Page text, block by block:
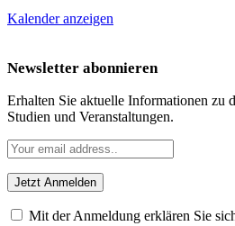
Kalender anzeigen
Newsletter abonnieren
Erhalten Sie aktuelle Informationen zu
Studien und Veranstaltungen.
Mit der Anmeldung erklären Sie